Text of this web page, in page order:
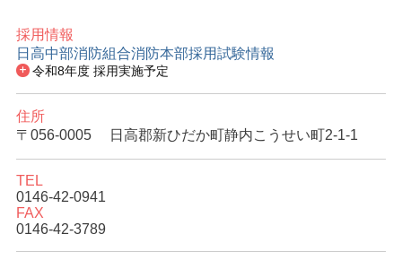
消防本部基本情報
採用情報
日高中部消防組合消防本部採用試験情報
令和8年度 採用実施予定
住所
〒056-0005
日高郡新ひだか町静内こうせい町2-1-1
TEL
0146-42-0941
FAX
0146-42-3789